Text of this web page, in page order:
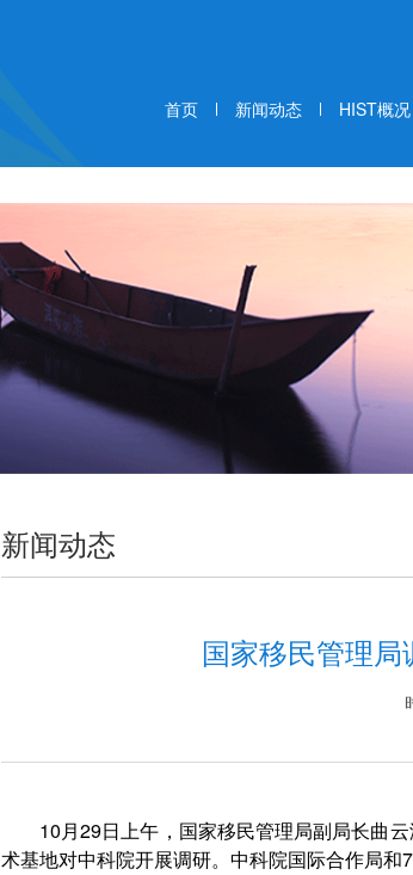
首页 新闻动态 HIST概况
新闻动态
国家移民管理
10月29日上午，国家移民管理局副局长曲
术基地对中科院开展调研。中科院国际合作局和